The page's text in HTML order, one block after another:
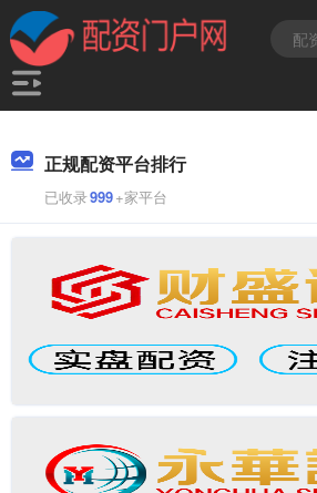
正规配资平台排行
已收录999+家平台